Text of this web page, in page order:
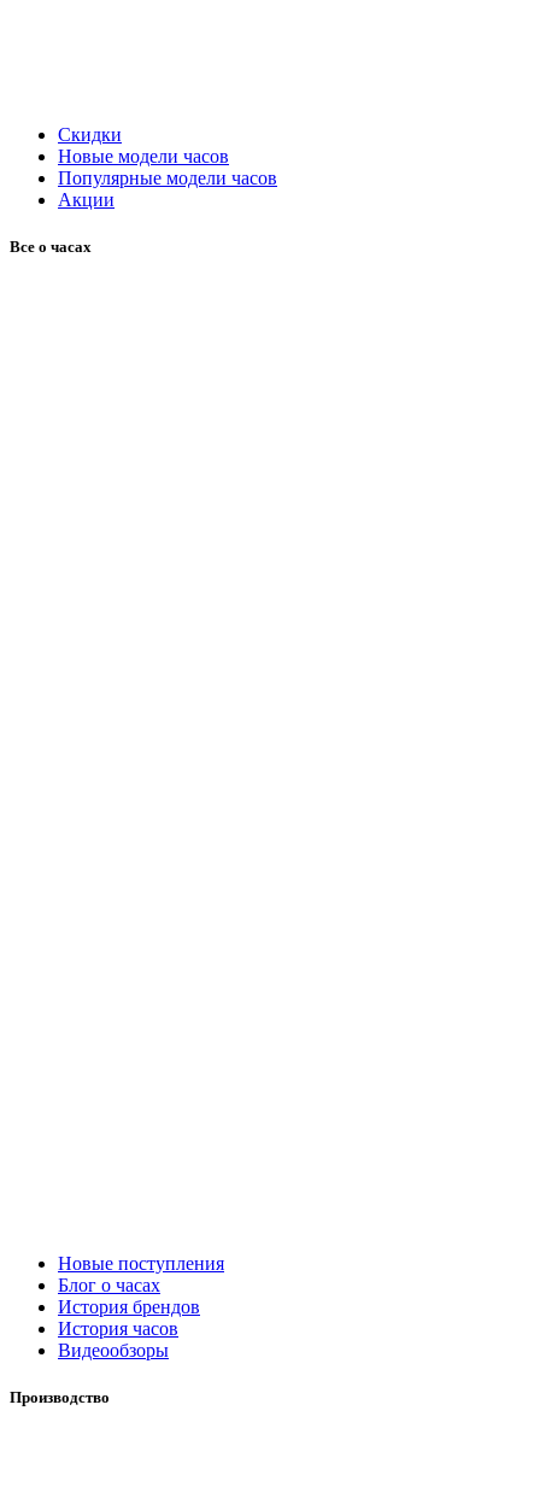
Скидки
Новые модели часов
Популярные модели часов
Акции
Все о часах
Новые поступления
Блог о часах
История брендов
История часов
Видеообзоры
Производство